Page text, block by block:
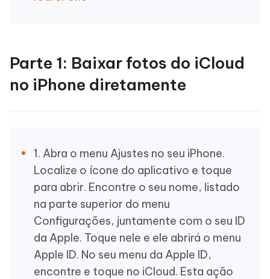
Parte 1: Baixar fotos do iCloud
no iPhone diretamente
1. Abra o menu Ajustes no seu iPhone.
Localize o ícone do aplicativo e toque
para abrir. Encontre o seu nome, listado
na parte superior do menu
Configurações, juntamente com o seu ID
da Apple. Toque nele e ele abrirá o menu
Apple ID. No seu menu da Apple ID,
encontre e toque no iCloud. Esta ação